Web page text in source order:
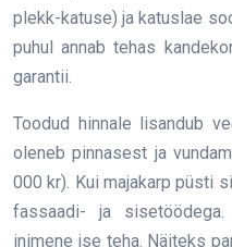
plekk-katuse) ja katuslae
puhul annab tehas
garantii.
Toodud hinnale lisandub
oleneb pinnasest ja
000 kr). Kui majakarp püsti
fassaadi- ja
inimene ise teha. Näiteks